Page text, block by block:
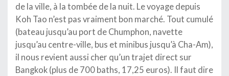
de la ville, à la tombée de la nuit. Le voyage depuis
Koh Tao n’est pas vraiment bon marché. Tout cumulé
(bateau jusqu’au port de Chumphon, navette
jusqu’au centre-ville, bus et minibus jusqu’à Cha-Am),
il nous revient aussi cher qu’un trajet direct sur
Bangkok (plus de 700 baths, 17,25 euros). Il faut dire